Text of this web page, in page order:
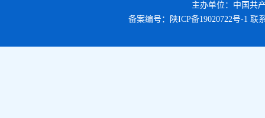
主办单位：中国共
备案编号：
陕ICP备19020722号-1 联